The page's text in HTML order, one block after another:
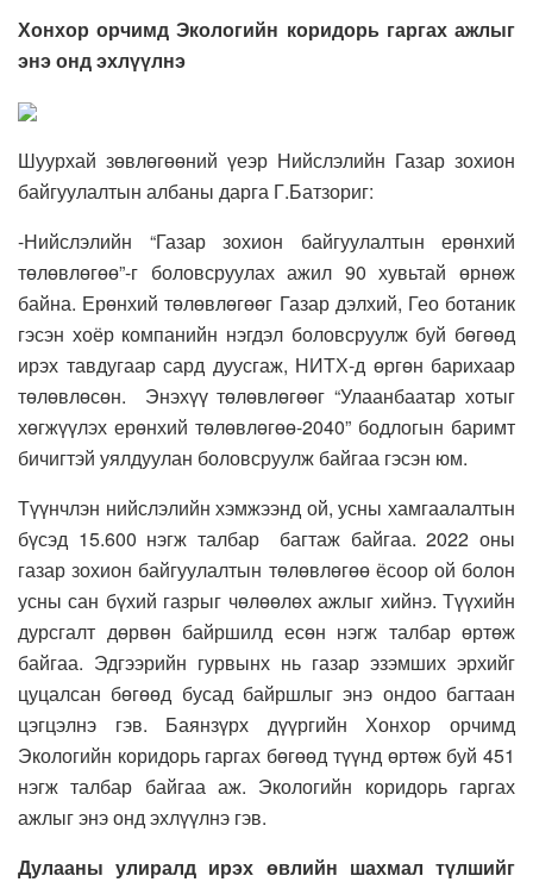
Хонхор орчимд Экологийн коридорь гаргах ажлыг
энэ онд эхлүүлнэ
Шуурхай зөвлөгөөний үеэр Нийслэлийн Газар зохион
байгуулалтын албаны дарга Г.Батзориг:
-Нийслэлийн “Газар зохион байгуулалтын ерөнхий
төлөвлөгөө”-г боловсруулах ажил 90 хувьтай өрнөж
байна. Ерөнхий төлөвлөгөөг Газар дэлхий, Гео ботаник
гэсэн хоёр компанийн нэгдэл боловсруулж буй бөгөөд
ирэх тавдугаар сард дуусгаж, НИТХ-д өргөн барихаар
төлөвлөсөн. Энэхүү төлөвлөгөөг “Улаанбаатар хотыг
хөгжүүлэх ерөнхий төлөвлөгөө-2040” бодлогын баримт
бичигтэй уялдуулан боловсруулж байгаа гэсэн юм.
Түүнчлэн нийслэлийн хэмжээнд ой, усны хамгаалалтын
бүсэд 15.600 нэгж талбар багтаж байгаа. 2022 оны
газар зохион байгуулалтын төлөвлөгөө ёсоор ой болон
усны сан бүхий газрыг чөлөөлөх ажлыг хийнэ. Түүхийн
дурсгалт дөрвөн байршилд есөн нэгж талбар өртөж
байгаа. Эдгээрийн гурвынх нь газар эзэмших эрхийг
цуцалсан бөгөөд бусад байршлыг энэ ондоо багтаан
цэгцэлнэ гэв. Баянзүрх дүүргийн Хонхор орчимд
Экологийн коридорь гаргах бөгөөд түүнд өртөж буй 451
нэгж талбар байгаа аж. Экологийн коридорь гаргах
ажлыг энэ онд эхлүүлнэ гэв.
Дулааны улиралд ирэх өвлийн шахмал түлшийг